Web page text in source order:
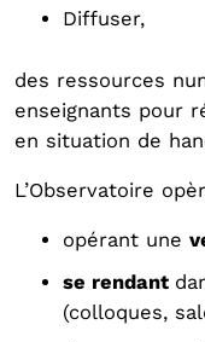
Diffuser,
des ressources
enseignants pour
en situation de
L’Observatoire
opérant une
se rendant
(colloques,